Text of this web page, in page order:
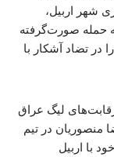
شهر اربیل،
حمله صورت‌گرفته
در تضاد آشکار با
لیگ عراق
علیرضا منصوریان در تیم
با اربیل